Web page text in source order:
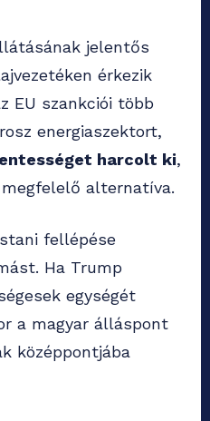
jelentős
érkezik
EU szankciói több
energiaszektort,
harcolt ki,
alternatíva.
fellépése
Ha Trump
egységét
a magyar álláspont
középpontjába